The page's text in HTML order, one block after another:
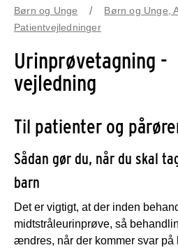
Børn og Unge
Børn og Unge,
Patientvejledninger
Urinprøvetagning -
vejledning
Til patienter og
Sådan gør du, når du skal
barn
Det er vigtigt, at der inden
midtstråleurinprøve, så
ændres, når der kommer svar på